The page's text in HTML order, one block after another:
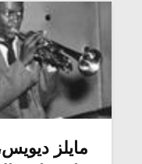
مایلز